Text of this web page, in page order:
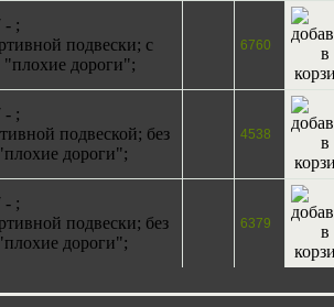
- ;
подвески; с
"плохие дороги";
6760
- ;
подвеской; без
дороги";
4538
- ;
подвески; без
дороги";
6379